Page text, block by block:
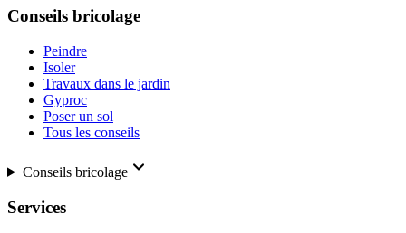
Conseils bricolage
Peindre
Isoler
Travaux dans le jardin
Gyproc
Poser un sol
Tous les conseils
Conseils bricolage
Services